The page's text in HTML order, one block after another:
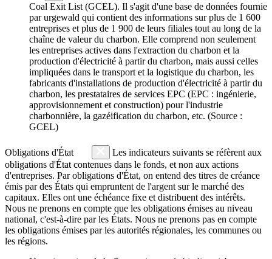
Coal Exit List (GCEL). Il s'agit d'une base de données fournie
par urgewald qui contient des informations sur plus de 1 600
entreprises et plus de 1 900 de leurs filiales tout au long de la
chaîne de valeur du charbon. Elle comprend non seulement
les entreprises actives dans l'extraction du charbon et la
production d'électricité à partir du charbon, mais aussi celles
impliquées dans le transport et la logistique du charbon, les
fabricants d'installations de production d'électricité à partir du
charbon, les prestataires de services EPC (EPC : ingénierie,
approvisionnement et construction) pour l'industrie
charbonnière, la gazéification du charbon, etc. (Source :
GCEL)
Obligations d'État
Les indicateurs suivants se réfèrent aux
obligations d'État contenues dans le fonds, et non aux actions
d'entreprises. Par obligations d'État, on entend des titres de créance
émis par des États qui empruntent de l'argent sur le marché des
capitaux. Elles ont une échéance fixe et distribuent des intérêts.
Nous ne prenons en compte que les obligations émises au niveau
national, c'est-à-dire par les États. Nous ne prenons pas en compte
les obligations émises par les autorités régionales, les communes ou
les régions.